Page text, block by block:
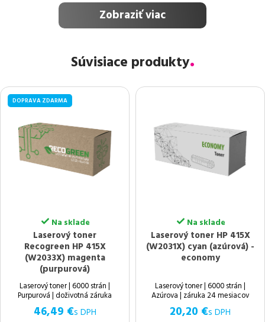
Zobraziť viac
Súvisiace produkty
DOPRAVA ZDARMA
Na sklade
Laserový toner
Recogreen HP 415X
(W2033X) magenta
(purpurová)
Laserový toner | 6000 strán |
Purpurová | doživotná záruka
46,49 €s DPH
Na sklade
Laserový toner HP 415X
(W2031X) cyan (azúrová) -
economy
Laserový toner | 6000 strán |
Azúrova | záruka 24 mesiacov
20,20 €s DPH